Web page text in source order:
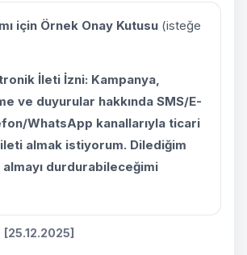
için Örnek Onay Kutusu (isteğe
İleti İzni: Kampanya,
ve duyurular hakkında SMS/E-
WhatsApp kanallarıyla ticari
almak istiyorum. Dilediğim
durdurabileceğimi
[25.12.2025]